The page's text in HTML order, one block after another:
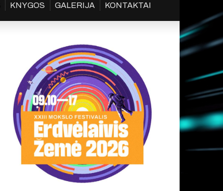
KNYGOS GALERIJA KONTAKTAI